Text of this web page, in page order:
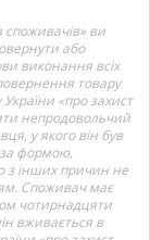
споживачів» ви
або
виконання всіх
товару
України «про захист
непродовольчий
у якого він був
формою,
з інших причин не
Споживач має
чотирнадцяти
вживається в